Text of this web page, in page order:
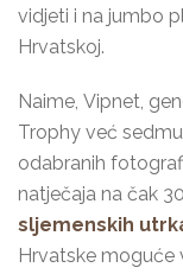
vidjeti i na jumbo
Hrvatskoj.
Naime, Vipnet,
Trophy već
odabranih
natječaja na čak
sljemenskih
Hrvatske moguće